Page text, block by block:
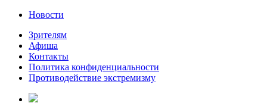
Новости
Зрителям
Афиша
Контакты
Политика конфиденциальности
Противодействие экстремизму